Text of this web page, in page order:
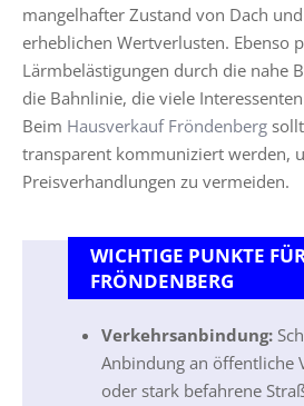
mangelhafter Zustand von Dach
erheblichen Wertverlusten. Ebenso
Lärmbelästigungen durch die nahe
die Bahnlinie, die viele
Beim Hausverkauf Fröndenberg
transparent kommuniziert werden,
Preisverhandlungen zu vermeiden.
WICHTIGE PUNKTE
FRÖNDENBERG
Verkehrsanbindung:
Anbindung an öffentliche
oder stark befahrene